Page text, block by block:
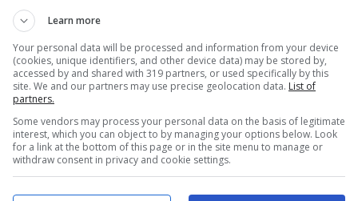
il Codice della strada non vieta
sui velocipedi. Tuttavia,stabilisce criteri
su sellini o seggiolini progettati
vietato il trasporto sul manubrio o sulla
sicurezza del conducente e del passeggero
Learn more
Your personal data will be processed and information from your device
(cookies, unique identifiers, and other device data) may be stored by,
accessed by and shared with 319 partners, or used specifically by this
site. We and our partners may use precise geolocation data. List of
partners.
Some vendors may process your personal data on the basis of legitimate
interest, which you can object to by managing your options below. Look
for a link at the bottom of this page or in the site menu to manage or
withdraw consent in privacy and cookie settings.